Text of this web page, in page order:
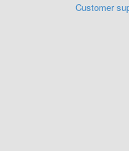
Customer